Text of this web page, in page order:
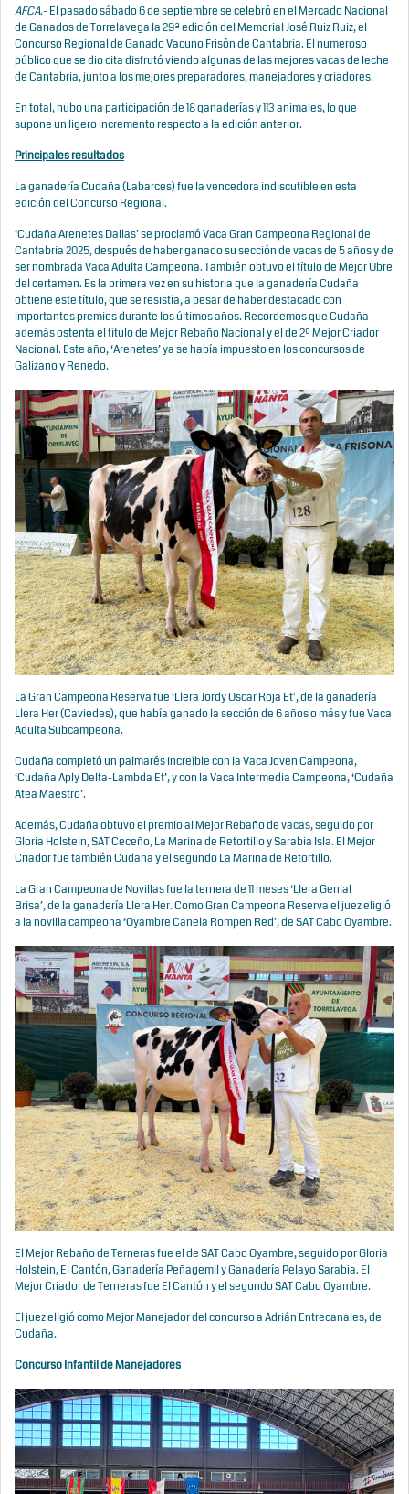
AFCA.- El pasado sábado 6 de septiembre se celebró en el Mercado Nacional
de Ganados de Torrelavega la 29ª edición del Memorial José Ruiz Ruiz, el
Concurso Regional de Ganado Vacuno Frisón de Cantabria. El numeroso
público que se dio cita disfrutó viendo algunas de las mejores vacas de leche
de Cantabria, junto a los mejores preparadores, manejadores y criadores.
En total, hubo una participación de 18 ganaderías y 113 animales, lo que
supone un ligero incremento respecto a la edición anterior.
Principales resultados
La ganadería Cudaña (Labarces) fue la vencedora indiscutible en esta
edición del Concurso Regional.
‘Cudaña Arenetes Dallas’ se proclamó Vaca Gran Campeona Regional de
Cantabria 2025, después de haber ganado su sección de vacas de 5 años y de
ser nombrada Vaca Adulta Campeona. También obtuvo el título de Mejor Ubre
del certamen. Es la primera vez en su historia que la ganadería Cudaña
obtiene este título, que se resistía, a pesar de haber destacado con
importantes premios durante los últimos años. Recordemos que Cudaña
además ostenta el título de Mejor Rebaño Nacional y el de 2º Mejor Criador
Nacional. Este año, ‘Arenetes’ ya se había impuesto en los concursos de
Galizano y Renedo.
La Gran Campeona Reserva fue ‘Llera Jordy Oscar Roja Et', de la ganadería
Llera Her (Caviedes), que había ganado la sección de 6 años o más y fue Vaca
Adulta Subcampeona.
Cudaña completó un palmarés increíble con la Vaca Joven Campeona,
‘Cudaña Aply Delta-Lambda Et’, y con la Vaca Intermedia Campeona, ‘Cudaña
Atea Maestro’.
Además, Cudaña obtuvo el premio al Mejor Rebaño de vacas, seguido por
Gloria Holstein, SAT Ceceño, La Marina de Retortillo y Sarabia Isla. El Mejor
Criador fue también Cudaña y el segundo La Marina de Retortillo.
La Gran Campeona de Novillas fue la ternera de 11 meses ‘Llera Genial
Brisa’, de la ganadería Llera Her. Como Gran Campeona Reserva el juez eligió
a la novilla campeona ‘Oyambre Canela Rompen Red’, de SAT Cabo Oyambre.
El Mejor Rebaño de Terneras fue el de SAT Cabo Oyambre, seguido por Gloria
Holstein, El Cantón, Ganadería Peñagemil y Ganadería Pelayo Sarabia. El
Mejor Criador de Terneras fue El Cantón y el segundo SAT Cabo Oyambre.
El juez eligió como Mejor Manejador del concurso a Adrián Entrecanales, de
Cudaña.
Concurso Infantil de Manejadores